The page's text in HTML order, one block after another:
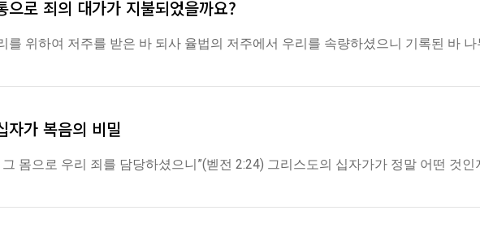
으로 죄의 대가가 지불되었을까요?
를 위하여 저주를 받은 바 되사 율법의 저주에서 우리를 속량하셨으니 기록된 바
자가 복음의 비밀
몸으로 우리 죄를 담당하셨으니”(벧전 2:24) 그리스도의 십자가가 정말 어떤 것